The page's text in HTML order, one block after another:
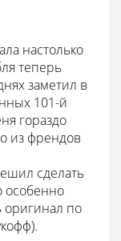
настолько
теперь
заметил в
101-й
гораздо
из френдов
сделать
особенно
оригинал по